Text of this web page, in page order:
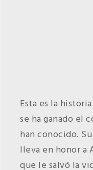
Esta es la
se ha ganado el
han conocido.
lleva en honor a
que le salvó la